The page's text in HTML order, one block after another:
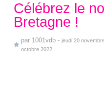
Célébrez le
Bretagne !
par 1001vdb - jeudi 20
octobre 2022